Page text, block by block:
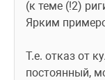
(к теме (!2)
Ярким
Т.е. отказ от
постоянный,